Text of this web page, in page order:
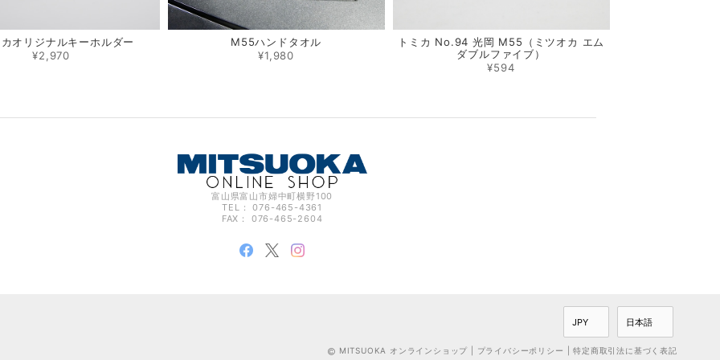
オリジナルキーホルダー
¥2,970
M55ハンドタオル
¥1,980
トミカ No.94 光岡 M55（ミツオカ エム
ダブルファイブ）
¥594
富山県富山市婦中町横野100
TEL： 076-465-4361
FAX： 076-465-2604
MITSUOKA オンラインショップ | プライバシーポリシー |特定商取引法に基づく表記